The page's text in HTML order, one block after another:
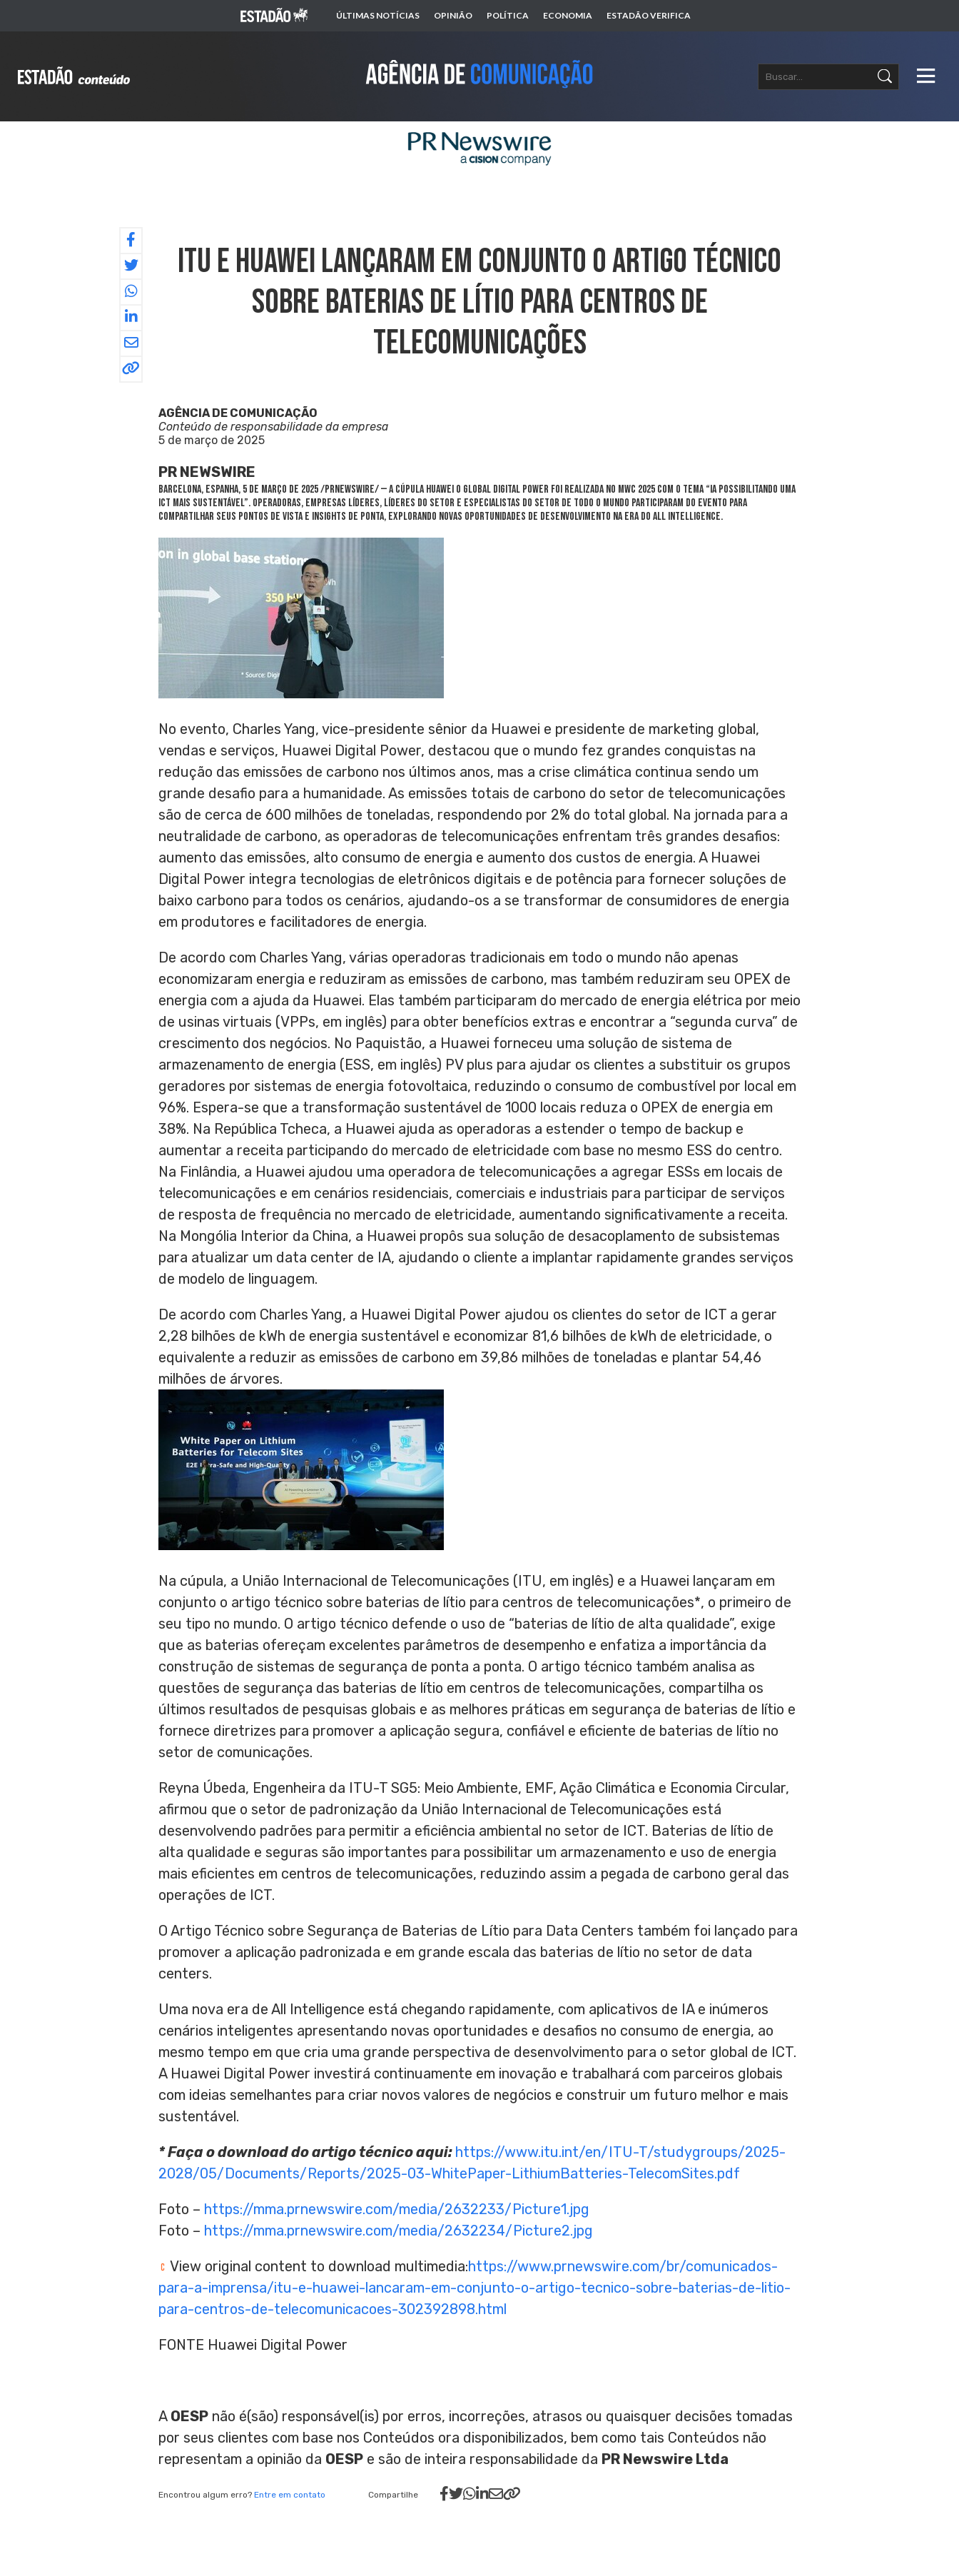
ÚLTIMAS NOTÍCIAS OPINIÃO POLÍTICA ECONOMIA ESTADÃO VERIFICA
ITU E Huawei Lançaram Em Conjunto O Artigo Técnico
Sobre Baterias De Lítio Para Centros De
Telecomunicações
AGÊNCIA DE COMUNICAÇÃO
Conteúdo de responsabilidade da empresa
5 de março de 2025
PR NEWSWIRE
BARCELONA, Espanha, 5 de março de 2025/PRNewswire/ — A Cúpula Huawei O Global Digital Power foi realizada no MWC 2025 com o tema “IA possibilitando uma
ICT mais sustentável”. Operadoras, empresas líderes, líderes do setor e especialistas do setor de todo o mundo participaram do evento para
compartilhar seus pontos de vista e insights de ponta, explorando novas oportunidades de desenvolvimento na era do All Intelligence.
No evento, Charles Yang, vice-presidente sênior da Huawei e presidente de marketing global,
vendas e serviços, Huawei Digital Power, destacou que o mundo fez grandes conquistas na
redução das emissões de carbono nos últimos anos, mas a crise climática continua sendo um
grande desafio para a humanidade. As emissões totais de carbono do setor de telecomunicações
são de cerca de 600 milhões de toneladas, respondendo por 2% do total global. Na jornada para a
neutralidade de carbono, as operadoras de telecomunicações enfrentam três grandes desafios:
aumento das emissões, alto consumo de energia e aumento dos custos de energia. A Huawei
Digital Power integra tecnologias de eletrônicos digitais e de potência para fornecer soluções de
baixo carbono para todos os cenários, ajudando-os a se transformar de consumidores de energia
em produtores e facilitadores de energia.
De acordo com Charles Yang, várias operadoras tradicionais em todo o mundo não apenas
economizaram energia e reduziram as emissões de carbono, mas também reduziram seu OPEX de
energia com a ajuda da Huawei. Elas também participaram do mercado de energia elétrica por meio
de usinas virtuais (VPPs, em inglês) para obter benefícios extras e encontrar a “segunda curva” de
crescimento dos negócios. No Paquistão, a Huawei forneceu uma solução de sistema de
armazenamento de energia (ESS, em inglês) PV plus para ajudar os clientes a substituir os grupos
geradores por sistemas de energia fotovoltaica, reduzindo o consumo de combustível por local em
96%. Espera-se que a transformação sustentável de 1000 locais reduza o OPEX de energia em
38%. Na República Tcheca, a Huawei ajuda as operadoras a estender o tempo de backup e
aumentar a receita participando do mercado de eletricidade com base no mesmo ESS do centro.
Na Finlândia, a Huawei ajudou uma operadora de telecomunicações a agregar ESSs em locais de
telecomunicações e em cenários residenciais, comerciais e industriais para participar de serviços
de resposta de frequência no mercado de eletricidade, aumentando significativamente a receita.
Na Mongólia Interior da China, a Huawei propôs sua solução de desacoplamento de subsistemas
para atualizar um data center de IA, ajudando o cliente a implantar rapidamente grandes serviços
de modelo de linguagem.
De acordo com Charles Yang, a Huawei Digital Power ajudou os clientes do setor de ICT a gerar
2,28 bilhões de kWh de energia sustentável e economizar 81,6 bilhões de kWh de eletricidade, o
equivalente a reduzir as emissões de carbono em 39,86 milhões de toneladas e plantar 54,46
milhões de árvores.
Na cúpula, a União Internacional de Telecomunicações (ITU, em inglês) e a Huawei lançaram em
conjunto o artigo técnico sobre baterias de lítio para centros de telecomunicações*, o primeiro de
seu tipo no mundo. O artigo técnico defende o uso de “baterias de lítio de alta qualidade”, exige
que as baterias ofereçam excelentes parâmetros de desempenho e enfatiza a importância da
construção de sistemas de segurança de ponta a ponta. O artigo técnico também analisa as
questões de segurança das baterias de lítio em centros de telecomunicações, compartilha os
últimos resultados de pesquisas globais e as melhores práticas em segurança de baterias de lítio e
fornece diretrizes para promover a aplicação segura, confiável e eficiente de baterias de lítio no
setor de comunicações.
Reyna Úbeda, Engenheira da ITU-T SG5: Meio Ambiente, EMF, Ação Climática e Economia Circular,
afirmou que o setor de padronização da União Internacional de Telecomunicações está
desenvolvendo padrões para permitir a eficiência ambiental no setor de ICT. Baterias de lítio de
alta qualidade e seguras são importantes para possibilitar um armazenamento e uso de energia
mais eficientes em centros de telecomunicações, reduzindo assim a pegada de carbono geral das
operações de ICT.
O Artigo Técnico sobre Segurança de Baterias de Lítio para Data Centers também foi lançado para
promover a aplicação padronizada e em grande escala das baterias de lítio no setor de data
centers.
Uma nova era de All Intelligence está chegando rapidamente, com aplicativos de IA e inúmeros
cenários inteligentes apresentando novas oportunidades e desafios no consumo de energia, ao
mesmo tempo em que cria uma grande perspectiva de desenvolvimento para o setor global de ICT.
A Huawei Digital Power investirá continuamente em inovação e trabalhará com parceiros globais
com ideias semelhantes para criar novos valores de negócios e construir um futuro melhor e mais
sustentável.
* Faça o download do artigo técnico aqui: https://www.itu.int/en/ITU-T/studygroups/2025-
2028/05/Documents/Reports/2025-03-WhitePaper-LithiumBatteries-TelecomSites.pdf
Foto – https://mma.prnewswire.com/media/2632233/Picture1.jpg
Foto – https://mma.prnewswire.com/media/2632234/Picture2.jpg
View original content to download multimedia:https://www.prnewswire.com/br/comunicados-
para-a-imprensa/itu-e-huawei-lancaram-em-conjunto-o-artigo-tecnico-sobre-baterias-de-litio-
para-centros-de-telecomunicacoes-302392898.html
FONTE Huawei Digital Power
A OESP não é(são) responsável(is) por erros, incorreções, atrasos ou quaisquer decisões tomadas
por seus clientes com base nos Conteúdos ora disponibilizados, bem como tais Conteúdos não
representam a opinião da OESP e são de inteira responsabilidade da PR Newswire Ltda
Encontrou algum erro? Entre em contato Compartilhe